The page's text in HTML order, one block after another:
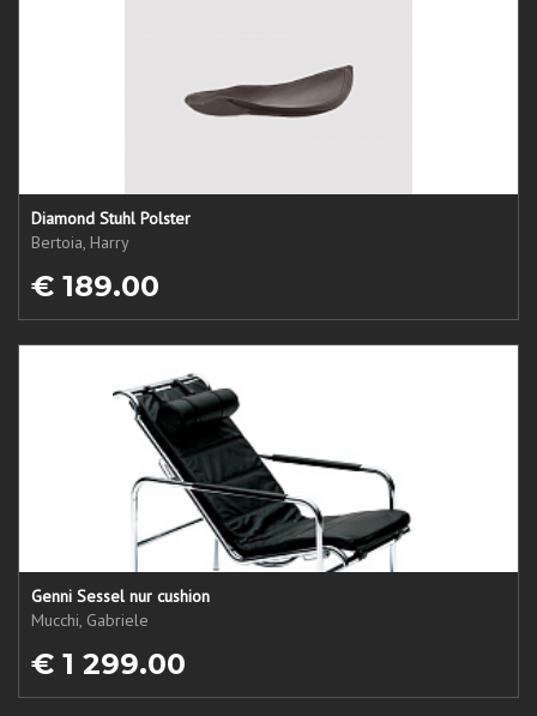
Diamond Stuhl Polster
Bertoia, Harry
€ 189.00
Genni Sessel nur cushion
Mucchi, Gabriele
€ 1 299.00